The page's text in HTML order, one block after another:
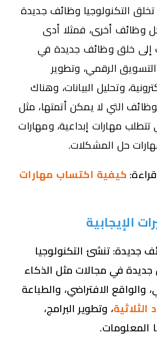
التكنولوجيا وظائف جديدة
وظائف أخرى، فمثلا أدى
إلى خلق وظائف جديدة في
الرقمي، وتطوير
وتحليل البيانات، وهناك
التي لا يمكن أتمتها، مثل
تتطلب مهارات إبداعية، ومهارات
حل المشكلات.
كيفية اكتساب مهارات
الإيجابية
جديدة:تنشئ التكنولوجيا
في مجالات مثل الذكاء
والواقع الافتراضي، والطباعة
الثلاثية، وتطوير البرامج،
المعلومات.